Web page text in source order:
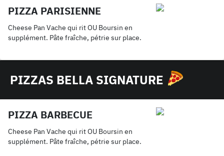
PIZZA PARISIENNE
Cheese Pan Vache qui rit OU Boursin en
supplément. Pâte fraîche, pétrie sur place.
PIZZAS BELLA SIGNATURE
PIZZA BARBECUE
Cheese Pan Vache qui rit OU Boursin en
supplément. Pâte fraîche, pétrie sur place.